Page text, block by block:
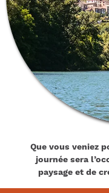
Que vous veniez
journée sera
paysage et de